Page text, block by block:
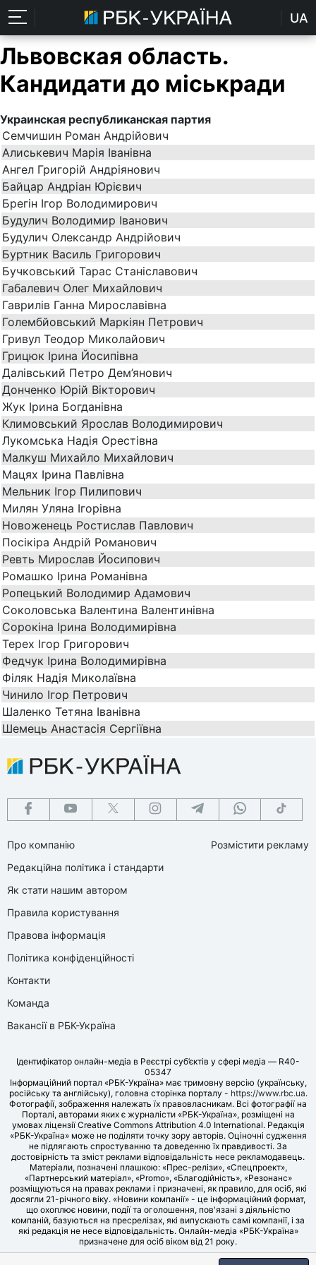
UA
Львовская область.
Кандидати до міськради
Украинская республиканская партия
Семчишин Роман Андрійович
Алиськевич Марія Іванівна
Ангел Григорій Андріянович
Байцар Андріан Юрієвич
Брегін Ігор Володимирович
Будулич Володимир Іванович
Будулич Олександр Андрійович
Буртник Василь Григорович
Бучковський Тарас Станіславович
Габалевич Олег Михайлович
Гаврилів Ганна Мирославівна
Голембйовський Маркіян Петрович
Гривул Теодор Миколайович
Грицюк Ірина Йосипівна
Далівський Петро Дем’янович
Донченко Юрій Вікторович
Жук Ірина Богданівна
Климовський Ярослав Володимирович
Лукомська Надія Орестівна
Малкуш Михайло Михайлович
Мацях Ірина Павлівна
Мельник Ігор Пилипович
Милян Уляна Ігорівна
Новоженець Ростислав Павлович
Посікіра Андрій Романович
Ревть Мирослав Йосипович
Ромашко Ірина Романівна
Ропецький Володимир Адамович
Соколовська Валентина Валентинівна
Сорокіна Ірина Володимирівна
Терех Ігор Григорович
Федчук Ірина Володимирівна
Філяк Надія Миколаївна
Чинило Ігор Петрович
Шаленко Тетяна Іванівна
Шемець Анастасія Сергіївна
Про компанію
Редакційна політика і стандарти
Як стати нашим автором
Правила користування
Правова інформація
Політика конфіденційності
Контакти
Команда
Вакансії в РБК-Україна
Розмістити рекламу
Ідентифікатор онлайн-медіа в Реєстрі суб’єктів у сфері медіа — R40-
05347
Інформаційний портал «РБК-Україна» має тримовну версію (українську,
російську та англійську), головна сторінка порталу - https://www.rbc.ua.
Фотографії, зображення належать їх правовласникам. Всі фотографії на
Порталі, авторами яких є журналісти «РБК-Україна», розміщені на
умовах ліцензії Creative Commons Attribution 4.0 International. Редакція
«РБК-Україна» може не поділяти точку зору авторів. Оціночні судження
не підлягають спростуванню та доведенню їх правдивості. За
достовірність та зміст реклами відповідальність несе рекламодавець.
Матеріали, позначені плашкою: «Прес-релізи», «Спецпроект»,
«Партнерський матеріал», «Promo», «Благодійність», «Резонанс»
розміщуються на правах реклами і призначені, як правило, для осіб, які
досягли 21-річного віку. «Новини компанії» - це інформаційний формат,
що охоплює новини, події та оголошення, пов'язані з діяльністю
компаній, базуються на пресрелізах, які випускають самі компанії, і за
які редакція не несе відповідальність. Онлайн-медіа «РБК-Україна»
призначене для осіб віком від 21 року.
© LLC «UBT MEDIA», 2006-2026.